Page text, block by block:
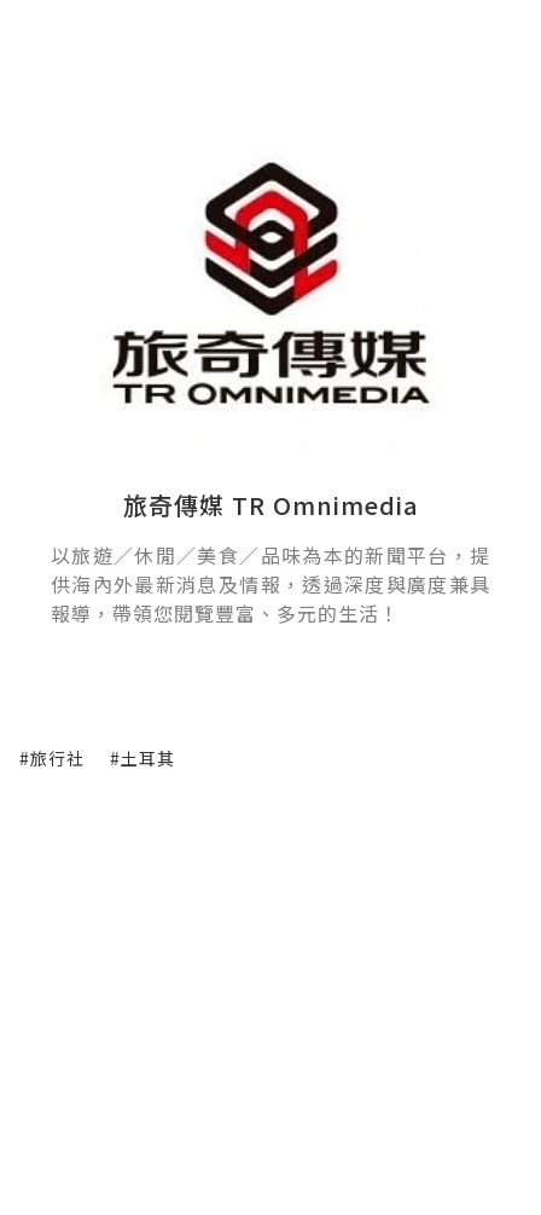
旅奇傳媒 TR Omnimedia
以旅遊／休閒／美食／品味為本的新聞平台，提
供海內外最新消息及情報，透過深度與廣度兼具
報導，帶領您閱覽豐富、多元的生活！
#旅行社 #土耳其